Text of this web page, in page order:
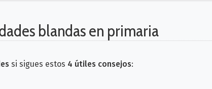
blandas en primaria
si sigues estos 4 útiles consejos: